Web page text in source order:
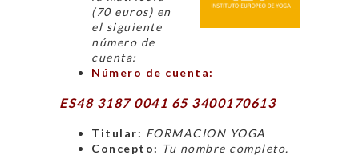
(70 euros) en
el siguiente
número de
cuenta:
Número de cuenta:
ES48 3187 0041 65 3400170613
Titular: FORMACION YOGA
Concepto: Tu nombre completo.